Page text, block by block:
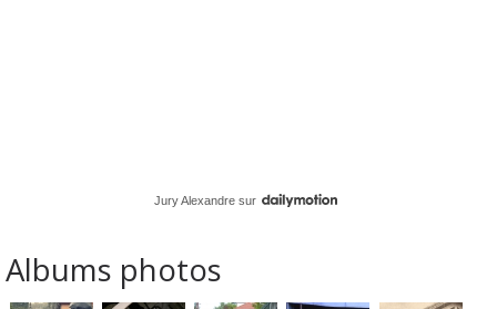
Jury Alexandre sur
Albums photos